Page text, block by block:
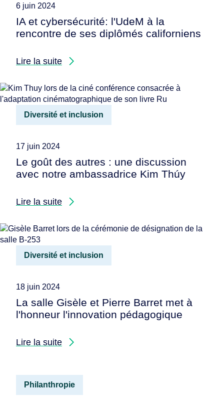
6 juin 2024
IA et cybersécurité: l'UdeM à la
rencontre de ses diplômés californiens
Lire la suite
Diversité et inclusion
17 juin 2024
Le goût des autres : une discussion
avec notre ambassadrice Kim Thúy
Lire la suite
Diversité et inclusion
18 juin 2024
La salle Gisèle et Pierre Barret met à
l'honneur l'innovation pédagogique
Lire la suite
Philanthropie